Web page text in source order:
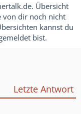
Übersicht
von dir noch nicht
kannst du
bist.
Letzte Antwort